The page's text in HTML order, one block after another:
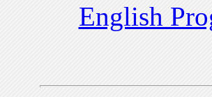
English